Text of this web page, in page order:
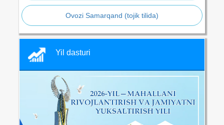
Ovozi Samarqand (tojik tilida)
Yil dasturi